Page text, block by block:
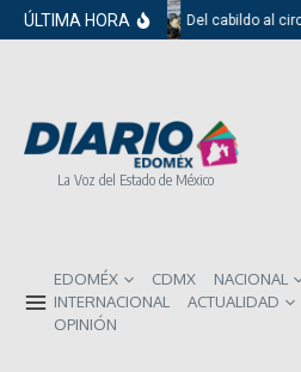
Saltar al contenido
ÚLTIMA HORA Del cabildo al
La Voz del Estado de México
EDOMÉX CDMX
NACIONAL
INTERNACIONAL
ACTUALIDAD
OPINIÓN